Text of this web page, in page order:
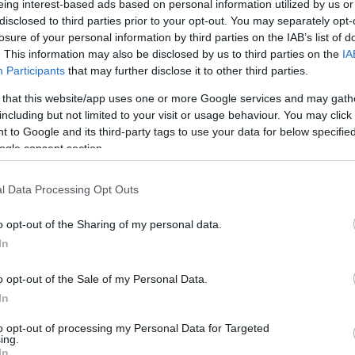
interest-based ads based on personal information utilized by us
to third parties prior to your opt-out. You may separately
of your personal information by third parties on the IAB’s list of
This information may also be disclosed by us to third parties on the
Participants that may further disclose it to other third parties.
that this website/app uses one or more Google services and may
but not limited to your visit or usage behaviour. You may
to Google and its third-party tags to use your data for below
consent section.
Data Processing Opt Outs
opt-out of the Sharing of my personal data.
opt-out of the Sale of my Personal Data.
opt-out of processing my Personal Data for Targeted
Facebook Twitter Pinterest LinkedIn Tumblr
ΕΠΌΜΕΝΟ ΆΡΘΡΟ
Εβδομάδα πληρωμών: Ποιοι θα δουν λεφτά στο
λογαριασμό τους